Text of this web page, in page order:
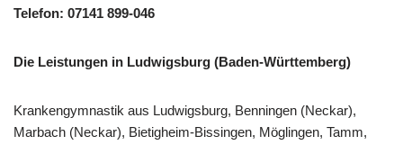
Telefon: 07141 899-046
Die Leistungen in Ludwigsburg (Baden-Württemberg)
Krankengymnastik aus Ludwigsburg, Benningen (Neckar),
Marbach (Neckar), Bietigheim-Bissingen, Möglingen, Tamm,